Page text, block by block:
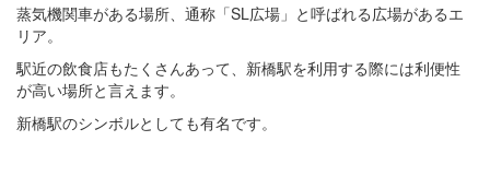
蒸気機関車がある場所、通称「SL広場」と呼ばれる広場があるエ
リア。
駅近の飲食店もたくさんあって、新橋駅を利用する際には利便性
が高い場所と言えます。
新橋駅のシンボルとしても有名です。